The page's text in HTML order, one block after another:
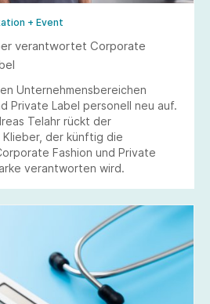
+ Event
verantwortet Corporate
Unternehmensbereichen
Private Label personell neu auf.
Telahr rückt der
der künftig die
Fashion und Private
verantworten wird.